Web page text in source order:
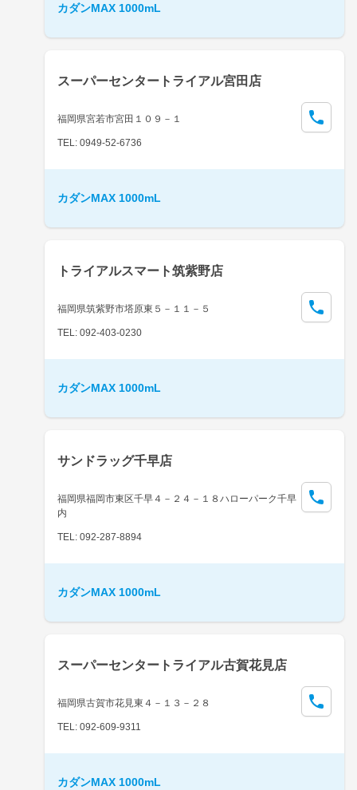
カダンMAX 1000mL
スーパーセンタートライアル宮田店
福岡県宮若市宮田１０９－１
TEL: 0949-52-6736
カダンMAX 1000mL
トライアルスマート筑紫野店
福岡県筑紫野市塔原東５－１１－５
TEL: 092-403-0230
カダンMAX 1000mL
サンドラッグ千早店
福岡県福岡市東区千早４－２４－１８ハローパーク千早
内
TEL: 092-287-8894
カダンMAX 1000mL
スーパーセンタートライアル古賀花見店
福岡県古賀市花見東４－１３－２８
TEL: 092-609-9311
カダンMAX 1000mL